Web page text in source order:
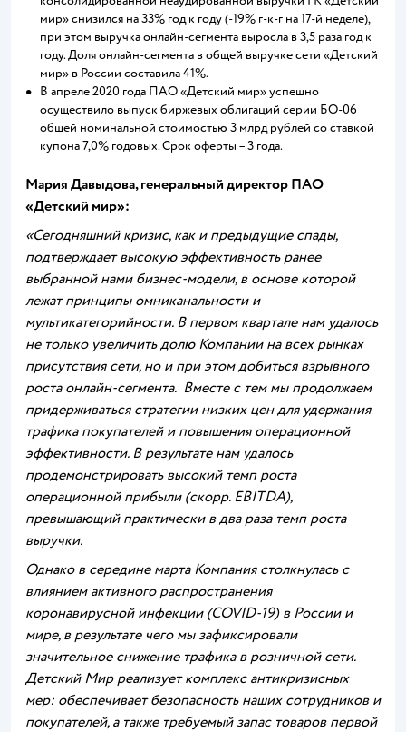
мир» снизился на 33% год к году (-19% г-к-г на 17-й неделе),
при этом выручка онлайн-сегмента выросла в 3,5 раза год к
году. Доля онлайн-сегмента в общей выручке сети «Детский
мир» в России составила 41%.
В апреле 2020 года ПАО «Детский мир» успешно
осуществило выпуск биржевых облигаций серии БО-06
общей номинальной стоимостью 3 млрд рублей со ставкой
купона 7,0% годовых. Срок оферты – 3 года.
Мария Давыдова, генеральный директор ПАО
«Детский мир»:
«Сегодняшний кризис, как и предыдущие спады,
подтверждает высокую эффективность ранее
выбранной нами бизнес-модели, в основе которой
лежат принципы омниканальности и
мультикатегорийности. В первом квартале нам удалось
не только увеличить долю Компании на всех рынках
присутствия сети, но и при этом добиться взрывного
роста онлайн-сегмента. Вместе с тем мы продолжаем
придерживаться стратегии низких цен для удержания
трафика покупателей и повышения операционной
эффективности. В результате нам удалось
продемонстрировать высокий темп роста
операционной прибыли (скорр. EBITDA),
превышающий практически в два раза темп роста
выручки.
Однако в середине марта Компания столкнулась с
влиянием активного распространения
коронавирусной инфекции (COVID-19) в России и
мире, в результате чего мы зафиксировали
значительное снижение трафика в розничной сети.
Детский Мир реализует комплекс антикризисных
мер: обеспечивает безопасность наших сотрудников и
покупателей, а также требуемый запас товаров первой